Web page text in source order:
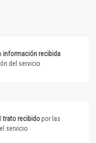
información recibida
del servicio
trato recibidopor las
servicio